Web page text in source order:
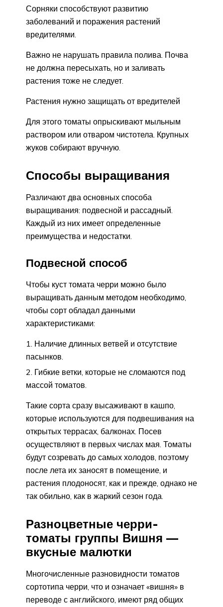
Сорняки способствуют развитию
заболеваний и поражения растений
вредителями.
Важно не нарушать правила полива. Почва
не должна пересыхать, но и заливать
растения тоже не следует.
Растения нужно защищать от вредителей
Для этого томаты опрыскивают мыльным
раствором или отваром чистотела. Крупных
жуков собирают вручную.
Способы выращивания
Различают два основных способа
выращивания: подвесной и рассадный.
Каждый из них имеет определенные
преимущества и недостатки.
Подвесной способ
Чтобы куст томата черри можно было
выращивать данным методом необходимо,
чтобы сорт обладал данными
характеристиками:
Наличие длинных ветвей и отсутствие
пасынков.
Гибкие ветки, которые не сломаются под
массой томатов.
Такие сорта сразу высаживают в кашпо,
которые используются для подвешивания на
открытых террасах, балконах. Посев
осуществляют в первых числах мая. Томаты
будут созревать до самых холодов, поэтому
после лета их заносят в помещение, и
растения плодоносят, как и прежде, однако не
так обильно, как в жаркий сезон года.
Разноцветные черри-
томаты группы Вишня —
вкусные малютки
Многочисленные разновидности томатов
сортотипа черри, что и означает «вишня» в
переводе с английского, имеют ряд общих